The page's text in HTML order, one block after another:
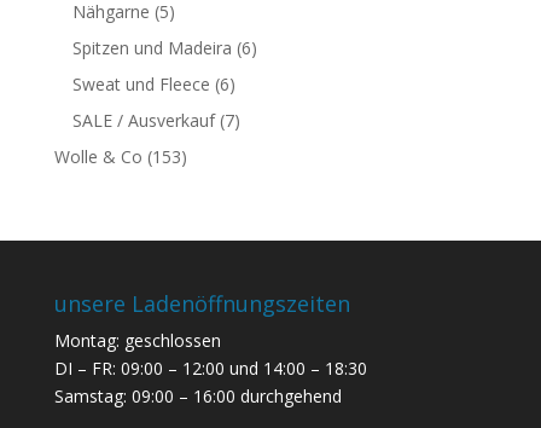
Nähgarne (5)
Spitzen und Madeira (6)
Sweat und Fleece (6)
SALE / Ausverkauf (7)
Wolle & Co (153)
unsere Ladenöffnungszeiten
Montag: geschlossen
DI – FR: 09:00 – 12:00 und 14:00 – 18:30
Samstag: 09:00 – 16:00 durchgehend